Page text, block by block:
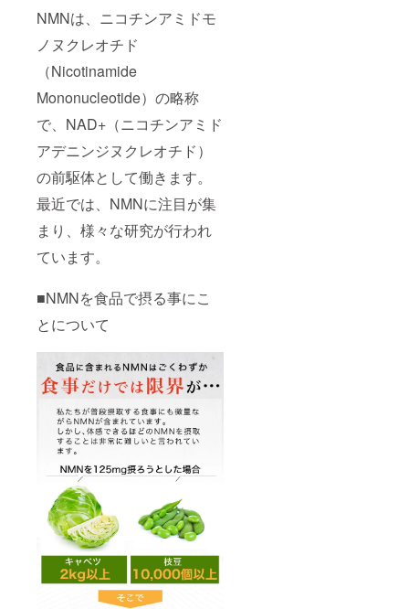
NMNは、ニコチンアミドモ
ノヌクレオチド
（Nicotinamide
Mononucleotide）の略称
で、NAD+（ニコチンアミド
アデニンジヌクレオチド）
の前駆体として働きます。
最近では、NMNに注目が集
まり、様々な研究が行われ
ています。
■NMNを食品で摂る事にこ
とについて